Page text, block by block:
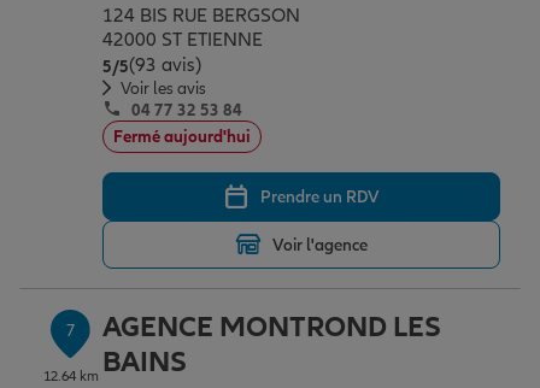
124 BIS RUE BERGSON
42000 ST ETIENNE
5/5Note de 5 sur 5
(93 avis)
Voir les avis
04 77 32 53 84
Fermé aujourd'hui
Prendre un RDV
Voir l'agence
7
12.64 km
AGENCE MONTROND LES
BAINS